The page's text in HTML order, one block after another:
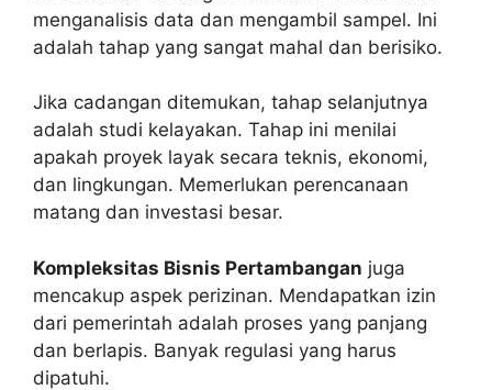
menganalisis data dan mengambil sampel. Ini
adalah tahap yang sangat mahal dan berisiko.
Jika cadangan ditemukan, tahap selanjutnya
adalah studi kelayakan. Tahap ini menilai
apakah proyek layak secara teknis, ekonomi,
dan lingkungan. Memerlukan perencanaan
matang dan investasi besar.
Kompleksitas Bisnis Pertambangan juga
mencakup aspek perizinan. Mendapatkan izin
dari pemerintah adalah proses yang panjang
dan berlapis. Banyak regulasi yang harus
dipatuhi.